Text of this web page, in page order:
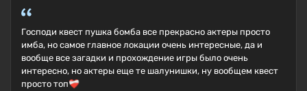
Господи квест пушка бомба все прекрасно актеры просто
имба, но самое главное локации очень интересные, да и
вообще все загадки и прохождение игры было очень
интересно, но актеры еще те шалунишки, ну вообщем квест
просто топ❤️‍🩹